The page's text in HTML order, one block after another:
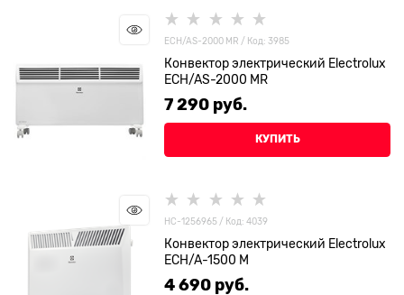
ECH/AS-2000 MR / Код: 3985
Конвектор электрический Electrolux
ECH/AS-2000 MR
7 290 руб.
КУПИТЬ
НС-1256965 / Код: 4039
Конвектор электрический Electrolux
ECH/A-1500 M
4 690 руб.